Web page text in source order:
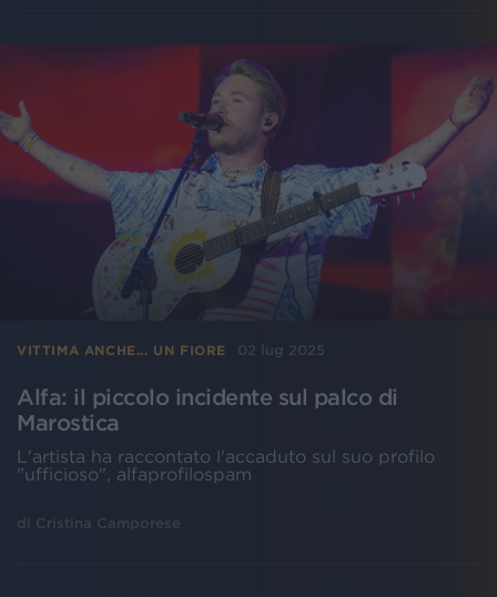
VITTIMA ANCHE... UN FIORE 02 lug 2025
Alfa: il piccolo incidente sul palco di
Marostica
L'artista ha raccontato l'accaduto sul suo profilo
"ufficioso", alfaprofilospam
di Cristina Camporese